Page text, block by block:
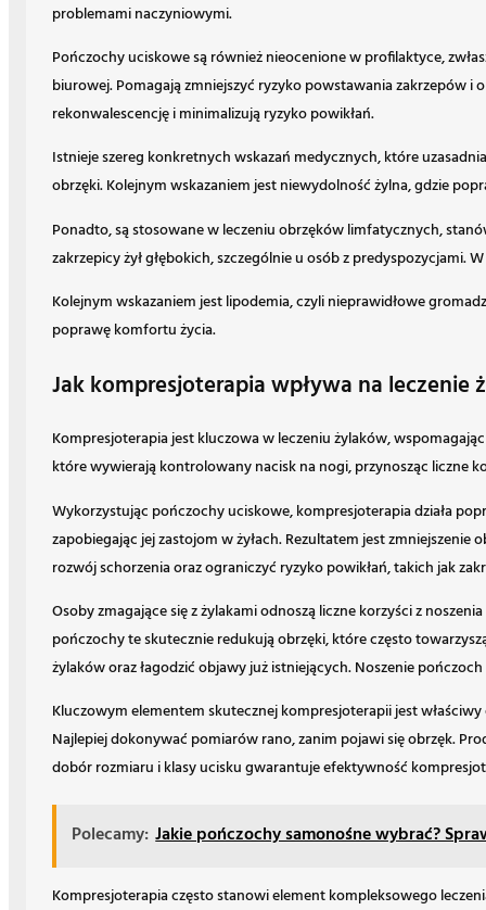
problemami naczyniowymi.
Pończochy uciskowe są również nieocenione w profilaktyce,
biurowej. Pomagają zmniejszyć ryzyko powstawania zakrzepów
rekonwalescencję i minimalizują ryzyko powikłań.
Istnieje szereg konkretnych wskazań medycznych, które
obrzęki. Kolejnym wskazaniem jest niewydolność żylna, gdzie
Ponadto, są stosowane w leczeniu obrzęków limfatycznych,
zakrzepicy żył głębokich, szczególnie u osób z
Kolejnym wskazaniem jest lipodemia, czyli nieprawidłowe
poprawę komfortu życia.
Jak kompresjoterapia wpływa na leczenie
Kompresjoterapia jest kluczowa w leczeniu żylaków,
które wywierają kontrolowany nacisk na nogi, przynosząc liczne
Wykorzystując pończochy uciskowe, kompresjoterapia działa
zapobiegając jej zastojom w żyłach. Rezultatem jest
rozwój schorzenia oraz ograniczyć ryzyko powikłań, takich jak
Osoby zmagające się z żylakami odnoszą liczne korzyści z
pończochy te skutecznie redukują obrzęki, które często
żylaków oraz łagodzić objawy już istniejących. Noszenie
Kluczowym elementem skutecznej kompresjoterapii jest
Najlepiej dokonywać pomiarów rano, zanim pojawi się obrzęk.
dobór rozmiaru i klasy ucisku gwarantuje efektywność
Polecamy: Jakie pończochy samonośne wybrać?
Kompresjoterapia często stanowi element kompleksowego